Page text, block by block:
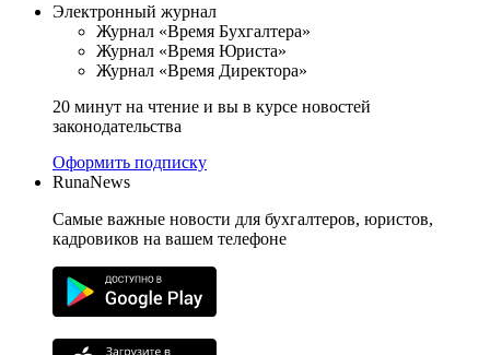
Электронный журнал
Журнал «Время Бухгалтера»
Журнал «Время Юриста»
Журнал «Время Директора»
20 минут на чтение и вы в курсе новостей
законодательства
Оформить подписку
RunaNews
Самые важные новости для бухгалтеров, юристов,
кадровиков на вашем телефоне